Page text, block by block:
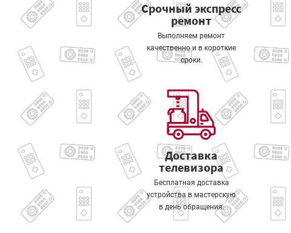
Срочный экспресс
ремонт
Выполняем ремонт
качественно и в короткие
сроки.
Доставка
телевизора
Бесплатная доставка
устройства в мастерскую
в день обращения.